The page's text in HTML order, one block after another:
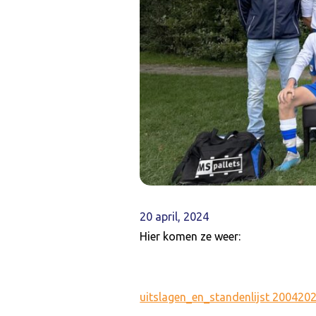
20 april, 2024
Hier komen ze weer:
uitslagen_en_standenlijst